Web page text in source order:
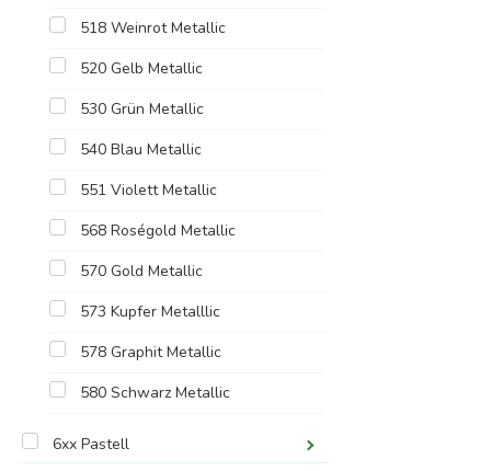
518 Weinrot Metallic
520 Gelb Metallic
530 Grün Metallic
540 Blau Metallic
551 Violett Metallic
568 Roségold Metallic
570 Gold Metallic
573 Kupfer Metalllic
578 Graphit Metallic
580 Schwarz Metallic
6xx Pastell